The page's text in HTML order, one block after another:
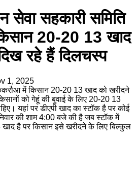
सेवा सहकारी समिति
20-20 13 खाद
रहे हैं दिलचस्प
1, 2025
में किसान 20-20 13 खाद को खरीदने
को गेहूं की बुवाई के लिए 20-20 13
यहां पर डीएपी खाद का स्टॉक है पर कोई
की शाम 4:00 बजे की है जब स्टॉक में
है पर किसान इसे खरीदने के लिए बिल्कुल